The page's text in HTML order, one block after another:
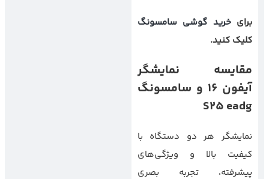
برایخرید گوشی سامسونگ
کلیک کنید.
مقایسه نمایشگر
آیفون ۱۶ و سامسونگ
S25 eadg
نمایشگر هر دو دستگاه با
کیفیت بالا و ویژگی‌های
پیشرفته، تجربه بصری